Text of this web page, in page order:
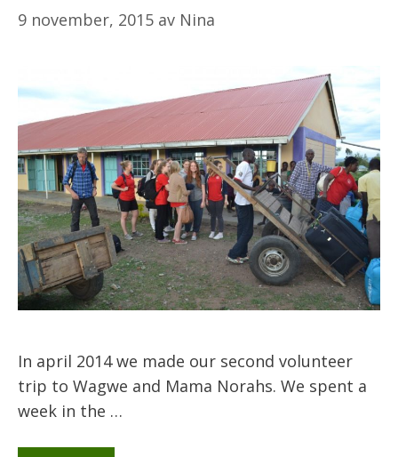
9 november, 2015 av Nina
In april 2014 we made our second volunteer
trip to Wagwe and Mama Norahs. We spent a
week in the …